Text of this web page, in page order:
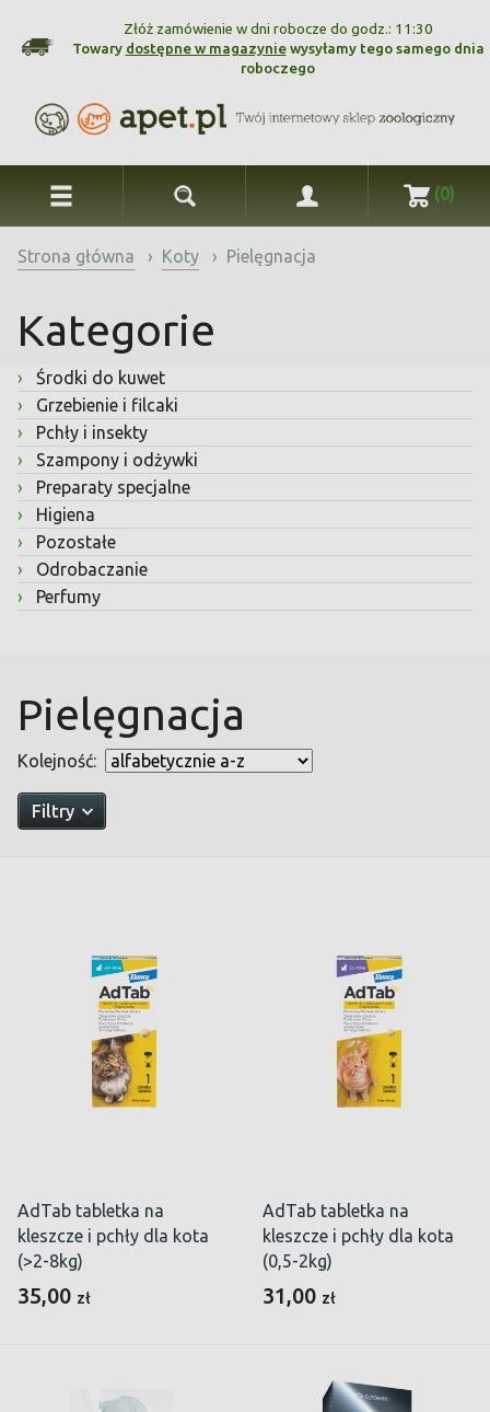
Złóż zamówienie w dni robocze do godz.: 11:30
Towary dostępne w magazyniewysyłamy tego samego dnia
roboczego
(0)
Strona główna › Koty › Pielęgnacja
Kategorie
›
Środki do kuwet
›
Grzebienie i filcaki
›
Pchły i insekty
›
Szampony i odżywki
›
Preparaty specjalne
›
Higiena
›
Pozostałe
›
Odrobaczanie
›
Perfumy
Pielęgnacja
Kolejność:
Filtry
AdTab tabletka na
kleszcze i pchły dla kota
(>2-8kg)
35,00 zł
AdTab tabletka na
kleszcze i pchły dla kota
(0,5-2kg)
31,00 zł